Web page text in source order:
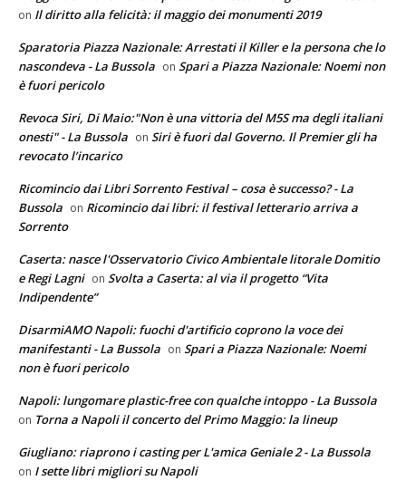
on Il diritto alla felicità: il maggio dei monumenti 2019
Sparatoria Piazza Nazionale: Arrestati il Killer e la persona che lo
nascondeva - La Bussola on Spari a Piazza Nazionale: Noemi non
è fuori pericolo
Revoca Siri, Di Maio:"Non è una vittoria del M5S ma degli italiani
onesti" - La Bussola on Siri è fuori dal Governo. Il Premier gli ha
revocato l’incarico
Ricomincio dai Libri Sorrento Festival – cosa è successo? - La
Bussola on Ricomincio dai libri: il festival letterario arriva a
Sorrento
Caserta: nasce l'Osservatorio Civico Ambientale litorale Domitio
e Regi Lagni on Svolta a Caserta: al via il progetto “Vita
Indipendente”
DisarmiAMO Napoli: fuochi d'artificio coprono la voce dei
manifestanti - La Bussola on Spari a Piazza Nazionale: Noemi
non è fuori pericolo
Napoli: lungomare plastic-free con qualche intoppo - La Bussola
on Torna a Napoli il concerto del Primo Maggio: la lineup
Giugliano: riaprono i casting per L'amica Geniale 2 - La Bussola
on I sette libri migliori su Napoli